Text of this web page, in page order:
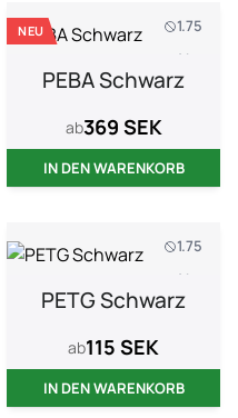
1.75
1 kg
NEU
PEBA Schwarz
ab369 SEK
IN DEN WARENKORB
1.75
1 kg
PETG Schwarz
ab115 SEK
IN DEN WARENKORB